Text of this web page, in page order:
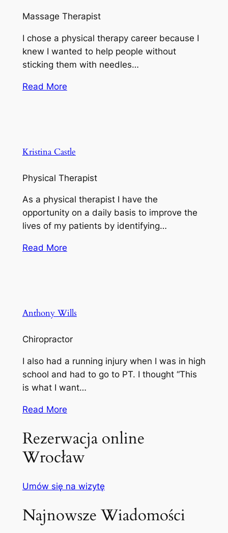
Massage Therapist
I chose a physical therapy career because I
knew I wanted to help people without
sticking them with needles…
Read More
Kristina Castle
Physical Therapist
As a physical therapist I have the
opportunity on a daily basis to improve the
lives of my patients by identifying…
Read More
Anthony Wills
Chiropractor
I also had a running injury when I was in high
school and had to go to PT. I thought “This
is what I want…
Read More
Rezerwacja online
Wrocław
Umów się na wizytę
Najnowsze Wiadomości